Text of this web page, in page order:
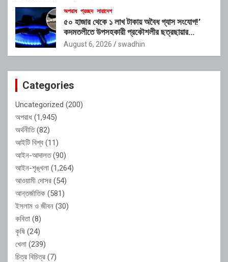
অপরাধ প্রচ্ছদ সারাদেশ
৫০ হাজার থেকে ১ লাখ টাকায় অবৈধ গ্যাস সংযোগ!’
কদমতলীতে উপসহকারী প্রকৌশলীর ছত্রছায়ার
অভিযোগ
August 6, 2026 swadhin
Categories
Uncategorized (200)
অপরাধ (1,945)
অর্থনীতি(82)
আইটি বিশ্ব (11)
আইন-আদালত(90)
আইন-শৃঙ্খলা (1,264)
আওয়ামী দোসর (54)
আন্তর্জাতিক (581)
ইসলাম ও জীবন (30)
কবিতা (8)
কৃষি (24)
খেলা (239)
চিত্র বিচিত্র (7)